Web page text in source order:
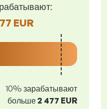
EUR
10% зарабатывают
больше2 477 EUR